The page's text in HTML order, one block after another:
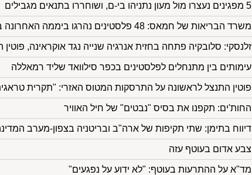
5 מפגינים נעצרו מול מעון נתניהו בי-ם, ושוחררו בתנאים מגבילים
משרד הבריאות של חמאס: 48 פלסטינים נהרגו ביממה האחרונה ברצועת עזה
זלנסקי: סלובקיה פתחה בחזית אנרגיה שנייה נגד אוקראינה,
עימותים בין מתנחלים לפלסטינים בכפר סילוואד שליד רמאללה
פוטין התנצל לראשונה על התרסקות המטוס האזרי: "תקרית
החות'ים: תקפנו את בסיס "נבטים" של חיל האוויר
דיווח בתימן: שתי תקיפות של ארה"ב ובריטניה בצפון-מערב
צבע אדום בעוטף עזה
מד"א על ההתרעות בעוטף: "לא ידוע על נפגעים"